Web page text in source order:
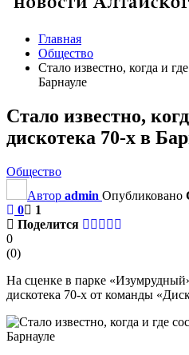
Главная
Общество
Стало известно, когда и
Барнауле
Стало известно,
дискотека 70-х в
Общество
Автор admin Опубликовано
0
1
Поделится
0
(0)
На сценке в парке
дискотека 70-х от команды